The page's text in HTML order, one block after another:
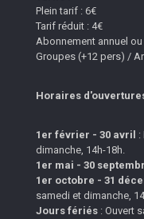
Plein tarif : 6€
Tarif réduit : 4€
Abonnement annuel
Groupes (+12 pers) /
Horaires
1er février - 30 avril :
dimanche, 14h-18h.
1er mai - 30
1er octobre - 31
samedi et dimanche,
Jours fériés : Ouvert